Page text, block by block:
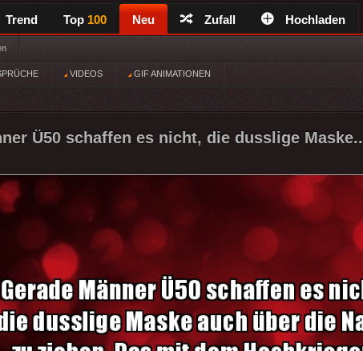
Trend Top 100 Neu Zufall Hochladen
VIDEOS GIF ANIMATIONEN
Ü50 schaffen es nicht, die dusslige Maske..